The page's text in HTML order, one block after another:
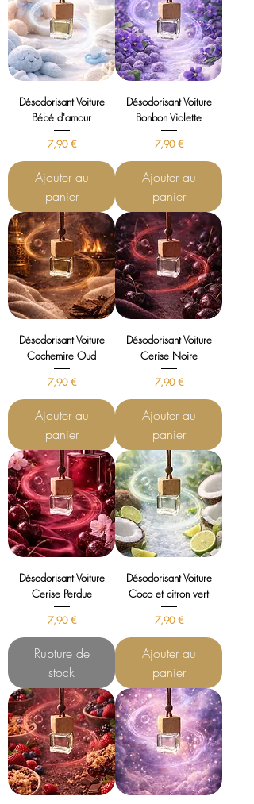
Désodorisant Voiture
Bébé d'amour
Prix
7,90 €
Ajouter au
panier
Désodorisant Voiture
Bonbon Violette
Prix
7,90 €
Ajouter au
panier
Désodorisant Voiture
Cachemire Oud
Prix
7,90 €
Ajouter au
panier
Désodorisant Voiture
Cerise Noire
Prix
7,90 €
Ajouter au
panier
Désodorisant Voiture
Cerise Perdue
Prix
7,90 €
Rupture de
stock
Désodorisant Voiture
Coco et citron vert
Prix
7,90 €
Ajouter au
panier